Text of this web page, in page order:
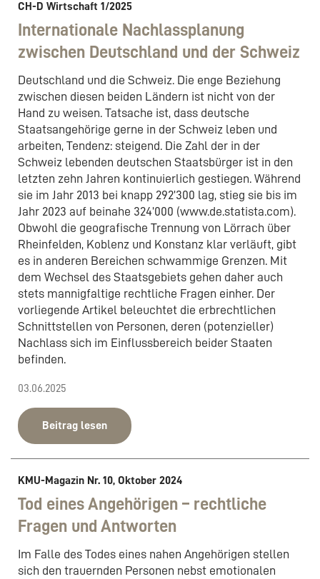
CH-D Wirtschaft 1/2025
Internationale Nachlassplanung
zwischen Deutschland und der Schweiz
Deutschland und die Schweiz. Die enge Beziehung
zwischen diesen beiden Ländern ist nicht von der
Hand zu weisen. Tatsache ist, dass deutsche
Staatsangehörige gerne in der Schweiz leben und
arbeiten, Tendenz: steigend. Die Zahl der in der
Schweiz lebenden deutschen Staatsbürger ist in den
letzten zehn Jahren kontinuierlich gestiegen. Während
sie im Jahr 2013 bei knapp 292’300 lag, stieg sie bis im
Jahr 2023 auf beinahe 324’000 (www.de.statista.com).
Obwohl die geografische Trennung von Lörrach über
Rheinfelden, Koblenz und Konstanz klar verläuft, gibt
es in anderen Bereichen schwammige Grenzen. Mit
dem Wechsel des Staatsgebiets gehen daher auch
stets mannigfaltige rechtliche Fragen einher. Der
vorliegende Artikel beleuchtet die erbrechtlichen
Schnittstellen von Personen, deren (potenzieller)
Nachlass sich im Einflussbereich beider Staaten
befinden.
03.06.2025
Beitrag lesen
KMU-Magazin Nr. 10, Oktober 2024
Tod eines Angehörigen – rechtliche
Fragen und Antworten
Im Falle des Todes eines nahen Angehörigen stellen
sich den trauernden Personen nebst emotionalen